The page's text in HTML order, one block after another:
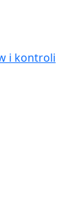
i kontroli